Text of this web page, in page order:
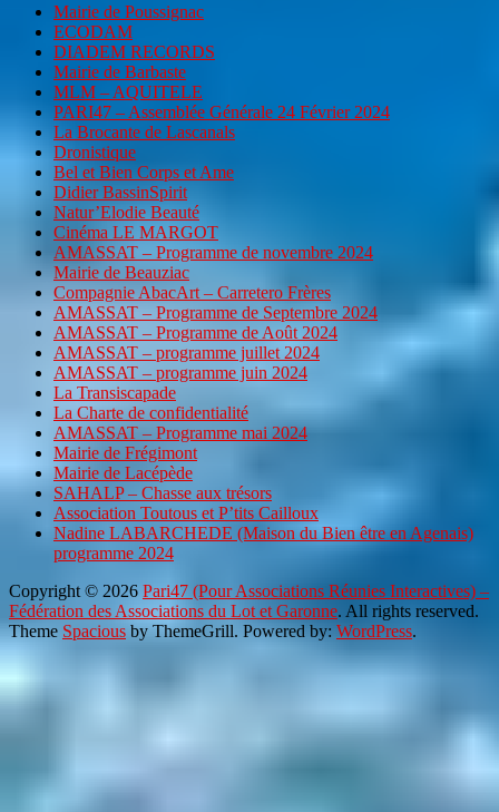
Mairie de Poussignac
ECODAM
DIADEM RECORDS
Mairie de Barbaste
MLM – AQUITELE
PARI47 – Assemblée Générale 24 Février 2024
La Brocante de Lascanals
Dronistique
Bel et Bien Corps et Ame
Didier BassinSpirit
Natur’Elodie Beauté
Cinéma LE MARGOT
AMASSAT – Programme de novembre 2024
Mairie de Beauziac
Compagnie AbacArt – Carretero Frères
AMASSAT – Programme de Septembre 2024
AMASSAT – Programme de Août 2024
AMASSAT – programme juillet 2024
AMASSAT – programme juin 2024
La Transiscapade
La Charte de confidentialité
AMASSAT – Programme mai 2024
Mairie de Frégimont
Mairie de Lacépède
SAHALP – Chasse aux trésors
Association Toutous et P’tits Cailloux
Nadine LABARCHEDE (Maison du Bien être en Agenais)
programme 2024
Copyright © 2026 Pari47 (Pour Associations Réunies Interactives) –
Fédération des Associations du Lot et Garonne. All rights reserved.
Theme Spacious by ThemeGrill. Powered by: WordPress.